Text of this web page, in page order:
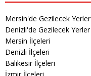
Mersin'de Gezilecek Yerler
Denizli'de Gezilecek Yerler
Mersin İlçeleri
Denizli İlçeleri
Balıkesir İlçeleri
İzmir İlçeleri